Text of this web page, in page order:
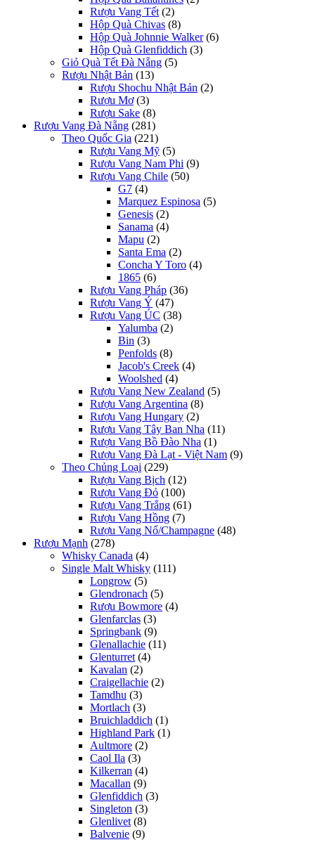
Rượu Vang Tết (2)
Hộp Quà Chivas (8)
Hộp Quà Johnnie Walker (6)
Hộp Quà Glenfiddich (3)
Giỏ Quà Tết Đà Nẵng (5)
Rượu Nhật Bản (13)
Rượu Shochu Nhật Bản (2)
Rượu Mơ (3)
Rượu Sake (8)
Rượu Vang Đà Nẵng (281)
Theo Quốc Gia (221)
Rượu Vang Mỹ (5)
Rượu Vang Nam Phi (9)
Rượu Vang Chile (50)
G7 (4)
Marquez Espinosa (5)
Genesis (2)
Sanama (4)
Mapu (2)
Santa Ema (2)
Concha Y Toro (4)
1865 (6)
Rượu Vang Pháp (36)
Rượu Vang Ý (47)
Rượu Vang ÚC (38)
Yalumba (2)
Bin (3)
Penfolds (8)
Jacob's Creek (4)
Woolshed (4)
Rượu Vang New Zealand (5)
Rượu Vang Argentina (8)
Rượu Vang Hungary (2)
Rượu Vang Tây Ban Nha (11)
Rượu Vang Bồ Đào Nha (1)
Rượu Vang Đà Lạt - Việt Nam (9)
Theo Chủng Loại (229)
Rượu Vang Bịch (12)
Rượu Vang Đỏ (100)
Rượu Vang Trắng (61)
Rượu Vang Hồng (7)
Rượu Vang Nổ/Champagne (48)
Rượu Mạnh (278)
Whisky Canada (4)
Single Malt Whisky (111)
Longrow (5)
Glendronach (5)
Rượu Bowmore (4)
Glenfarclas (3)
Springbank (9)
Glenallachie (11)
Glenturret (4)
Kavalan (2)
Craigellachie (2)
Tamdhu (3)
Mortlach (3)
Bruichladdich (1)
Highland Park (1)
Aultmore (2)
Caol Ila (3)
Kilkerran (4)
Macallan (9)
Glenfiddich (3)
Singleton (3)
Glenlivet (8)
Balvenie (9)